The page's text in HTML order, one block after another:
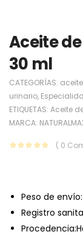
Aceite
30 ml
CATEGORÍAS:
urinario,
ETIQUETAS: Aceite
MARCA:
( 0
Peso de envío:
Registro